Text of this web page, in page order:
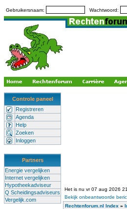
Gebruikersnaam: Wachtwoord:
Controle paneel
Registreren
Agenda
Help
Zoeken
Inloggen
Partners
Energie vergelijken
Internet vergelijken
Hypotheekadviseur
Q Scheidingsadviseurs
Vergelijk.com
Het is nu vr 07 aug 2026
Bekijk onbeantwoorde
Rechtenforum.nl Index »